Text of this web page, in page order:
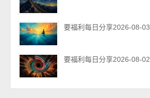
要福利每日分享2026-08-03
要福利每日分享2026-08-02